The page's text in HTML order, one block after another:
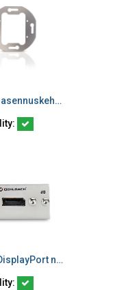
to Cart
PRO IN -asennuskehys
to Cart
PRO IN DisplayPort naarasliitin 20 cm kaapelilla